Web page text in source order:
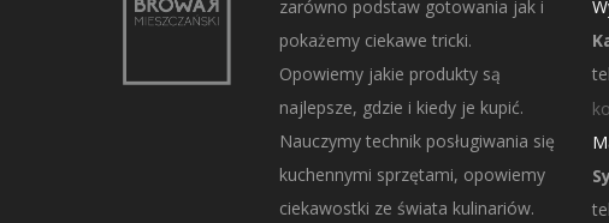
zarówno podstaw gotowania jak i
pokażemy ciekawe tricki.
Opowiemy jakie produkty są
najlepsze, gdzie i kiedy je kupić.
Nauczymy technik posługiwania się
kuchennymi sprzętami, opowiemy
ciekawostki ze świata kulinariów.